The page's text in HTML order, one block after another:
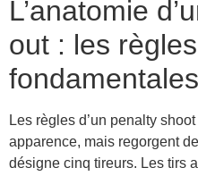
L’anatomie
out : les règles
fondamentales
Les règles d’un penalty
apparence, mais regorgent
désigne cinq tireurs. Les tirs